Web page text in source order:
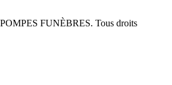
FUNÈBRES. Tous droits